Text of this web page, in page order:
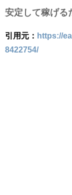
安定して稼げる
引用元： https://
8422754/